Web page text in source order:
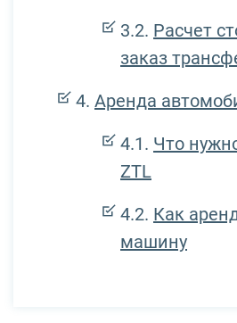
Расчет
заказ
Аренда
Что
ZTL
Как
машину